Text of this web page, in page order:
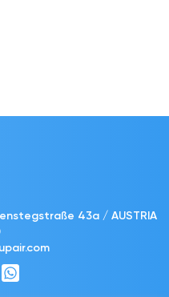
43a / AUSTRIA